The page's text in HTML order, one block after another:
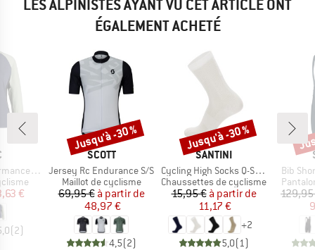
LES ALPINISTES AYANT VU CET ARTICLE ONT
ÉGALEMENT ACHETÉ
MTB L/S
réduit
€
(2)
MARQUE
SCOTT
Article
Jersey Rc Endurance S/S
Product group
Maillot de cyclisme
Prix
69,95 € Prix réduit
à partir de
48,97 €
4,5(2)
Remise
Jusqu'à -30 %
MARQUE
SANTINI
Article
Cycling High Socks Q-Skin Puro
Product group
Chaussettes de cyclisme
Prix
15,95 € Prix réduit
à partir de
11,17 €
+2
5,0(1 )
Remise
Jusqu'à -30 %
Article
Bib